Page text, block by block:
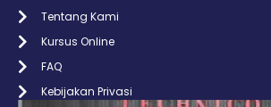
Tentang Kami
Kursus Online
FAQ
Kebijakan Privasi